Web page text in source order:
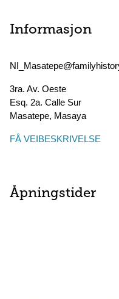
Informasjon
3ra. Av. Oeste
Esq. 2a. Calle Sur
Masatepe, Masaya
FÅ VEIBESKRIVELSE
Åpningstider